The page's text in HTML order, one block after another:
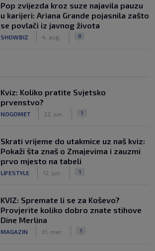
Pop zvijezda kroz suze najavila pauzu
u karijeri: Ariana Grande pojasnila zašto
se povlači iz javnog života
SHOWBIZ 4. aug. 0
Kviz: Koliko pratite Svjetsko
prvenstvo?
NOGOMET 22. jun. 1
Skrati vrijeme do utakmice uz naš kviz:
Pokaži šta znaš o Zmajevima i zauzmi
prvo mjesto na tabeli
LIFESTYLE 12. jun. 1
KVIZ: Spremate li se za Koševo?
Provjerite koliko dobro znate stihove
Dine Merlina
MAGAZIN 31. mar. 1